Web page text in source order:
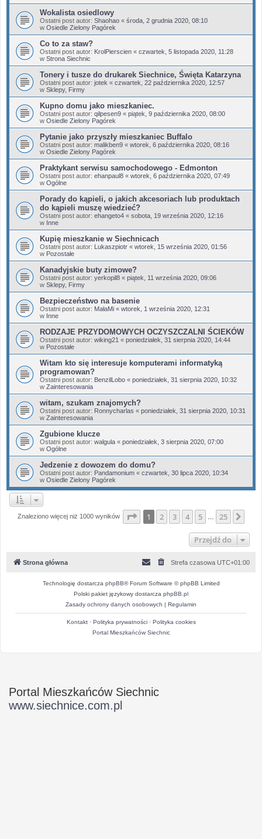
Wokalista osiedlowy
Ostatni post autor: Shaohao « środa, 2 grudnia 2020, 08:10
w Osiedle Zielony Pagórek
Co to za staw?
Ostatni post autor: KrolPierscien « czwartek, 5 listopada 2020, 11:28
w Strona Siechnic
Tonery i tusze do drukarek Siechnice, Święta Katarzyna
Ostatni post autor: jotek « czwartek, 22 października 2020, 12:57
w Sklepy, Firmy
Kupno domu jako mieszkaniec.
Ostatni post autor: qilpesen9 « piątek, 9 października 2020, 08:00
w Osiedle Zielony Pagórek
Pytanie jako przyszły mieszkaniec Buffalo
Ostatni post autor: malikben9 « wtorek, 6 października 2020, 08:16
w Osiedle Zielony Pagórek
Praktykant serwisu samochodowego - Edmonton
Ostatni post autor: ehanpaul8 « wtorek, 6 października 2020, 07:49
w Ogólne
Porady do kąpieli, o jakich akcesoriach lub produktach
do kąpieli muszę wiedzieć?
Ostatni post autor: ehangeto4 « sobota, 19 września 2020, 12:16
w Inne
Kupię mieszkanie w Siechnicach
Ostatni post autor: Lukaszpiotr « wtorek, 15 września 2020, 01:56
w Pozostałe
Kanadyjskie buty zimowe?
Ostatni post autor: yerkopil8 « piątek, 11 września 2020, 09:06
w Sklepy, Firmy
Bezpieczeństwo na basenie
Ostatni post autor: MałaMi « wtorek, 1 września 2020, 12:31
w Inne
RODZAJE PRZYDOMOWYCH OCZYSZCZALNI ŚCIEKÓW
Ostatni post autor: wiking21 « poniedziałek, 31 sierpnia 2020, 14:44
w Pozostałe
Witam kto się interesuje komputerami informatyką
programowan?
Ostatni post autor: BenzilLobo « poniedziałek, 31 sierpnia 2020, 10:32
w Zainteresowania
witam, szukam znajomych?
Ostatni post autor: Ronnycharlas « poniedziałek, 31 sierpnia 2020, 10:31
w Zainteresowania
Zgubione klucze
Ostatni post autor: walgula « poniedziałek, 3 sierpnia 2020, 07:00
w Ogólne
Jedzenie z dowozem do domu?
Ostatni post autor: Pandamonium « czwartek, 30 lipca 2020, 10:34
w Osiedle Zielony Pagórek
Znaleziono więcej niż 1000 wyników Strona z25
1 2 3 4 5 25
Przejdź do
Strona główna Strefa czasowa UTC+01:00
Technologię dostarcza phpBB® Forum Software © phpBB Limited
Polski pakiet językowy dostarcza phpBB.pl
Zasady ochrony danych osobowych | Regulamin
Kontakt· Polityka prywatności· Polityka cookies
Portal Mieszkańców Siechnic
Portal Mieszkańców Siechnic
www.siechnice.com.pl